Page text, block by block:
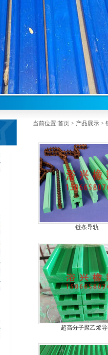
当前位置:首页 > 产品展示 >
链条导轨
超高分子聚乙烯